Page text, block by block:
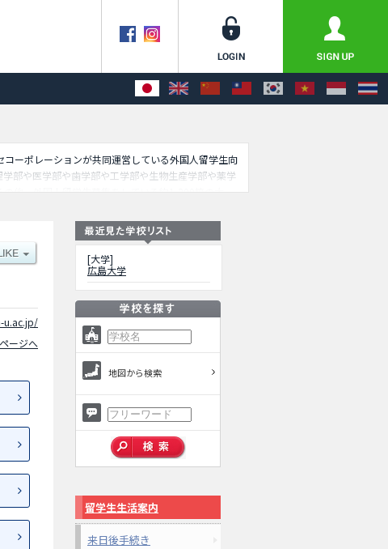
コーポレーションが共同運営している外国人留学生向
部や医学部や歯学部や工学部や生物生産学部や薬学
他、外国人留学生募集をしている約1,300校の大
u.ac.jp/
ージへ
[大学]
広島大学
地図から検索
留学生生活案内
来日後手続き